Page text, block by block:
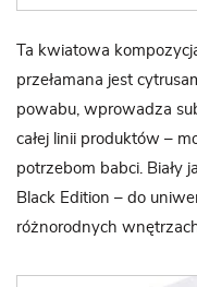
Ta kwiatowa
przełamana jest
powabu, wprowadza
całej linii produktów –
potrzebom babci. Biały
Black Edition – do
różnorodnych